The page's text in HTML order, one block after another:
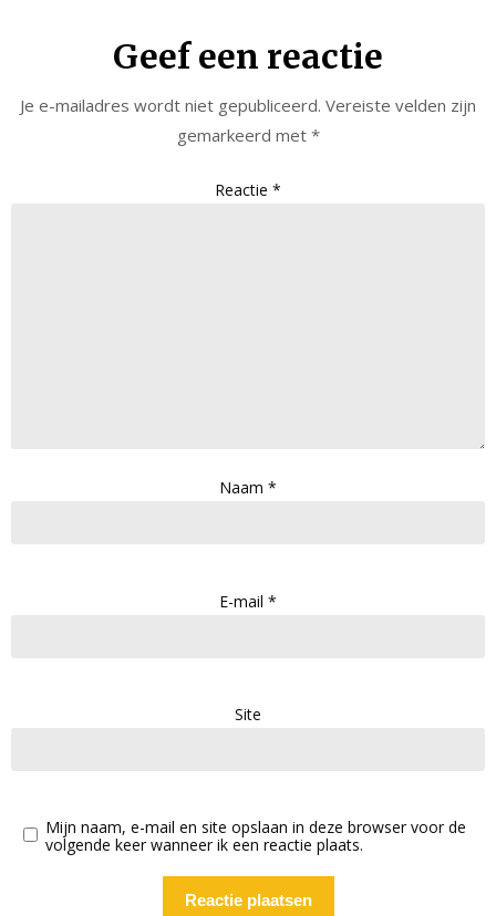
Geef een reactie
Je e-mailadres wordt niet gepubliceerd. Vereiste velden zijn
gemarkeerd met *
Reactie *
Naam *
E-mail *
Site
Mijn naam, e-mail en site opslaan in deze browser voor de
volgende keer wanneer ik een reactie plaats.